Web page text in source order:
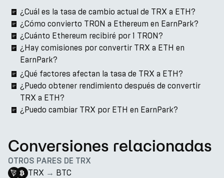
¿Cuál es la tasa de cambio actual de TRX a ETH?
¿Cómo convierto TRON a Ethereum en EarnPark?
¿Cuánto Ethereum recibiré por 1 TRON?
¿Hay comisiones por convertir TRX a ETH en
EarnPark?
¿Qué factores afectan la tasa de TRX a ETH?
¿Puedo obtener rendimiento después de convertir
TRX a ETH?
¿Puedo cambiar TRX por ETH en EarnPark?
Conversiones relacionadas
OTROS PARES DE TRX
TRX → BTC